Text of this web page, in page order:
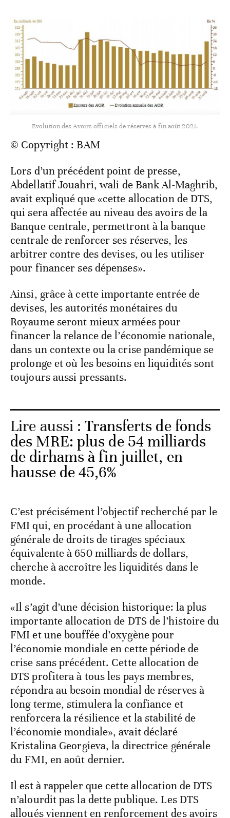
Evolution des Avoirs officiels de réserves à fin août 2021.
© Copyright : BAM
Lors d’un précédent point de presse,
Abdellatif Jouahri, wali de Bank Al-Maghrib,
avait expliqué que «cette allocation de DTS,
qui sera affectée au niveau des avoirs de la
Banque centrale, permettront à la banque
centrale de renforcer ses réserves, les
arbitrer contre des devises, ou les utiliser
pour financer ses dépenses».
Ainsi, grâce à cette importante entrée de
devises, les autorités monétaires du
Royaume seront mieux armées pour
financer la relance de l’économie nationale,
dans un contexte ou la crise pandémique se
prolonge et où les besoins en liquidités sont
toujours aussi pressants.
Lire aussi :Transferts de fonds
des MRE: plus de 54 milliards
de dirhams à fin juillet, en
hausse de 45,6%
C’est précisément l’objectif recherché par le
FMI qui, en procédant à une allocation
générale de droits de tirages spéciaux
équivalente à 650 milliards de dollars,
cherche à accroître les liquidités dans le
monde.
«Il s’agit d’une décision historique: la plus
importante allocation de DTS de l’histoire du
FMI et une bouffée d’oxygène pour
l’économie mondiale en cette période de
crise sans précédent. Cette allocation de
DTS profitera à tous les pays membres,
répondra au besoin mondial de réserves à
long terme, stimulera la confiance et
renforcera la résilience et la stabilité de
l’économie mondiale», avait déclaré
Kristalina Georgieva, la directrice générale
du FMI, en août dernier.
Il est à rappeler que cette allocation de DTS
n’alourdit pas la dette publique. Les DTS
alloués viennent en renforcement des avoirs